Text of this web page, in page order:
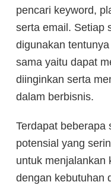
pencari keyword,
serta email. Setiap
digunakan
sama yaitu dapat
diinginkan serta
dalam berbisnis.
Terdapat beberapa
potensial yang
untuk menjalankan
dengan kebutuhan